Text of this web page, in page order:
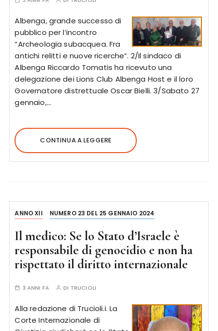
Albenga, grande successo di
pubblico per l’incontro
“Archeologia subacquea. Fra
antichi relitti e nuove ricerche”. 2/Il sindaco di
Albenga Riccardo Tomatis ha ricevuto una
delegazione dei Lions Club Albenga Host e il loro
Governatore distrettuale Oscar Bielli. 3/Sabato 27
gennaio,…
CONTINUA A LEGGERE
ANNO XII NUMERO 23 DEL 25 GENNAIO 2024
Il medico: Se lo Stato d’Israele è
responsabile di genocidio e non ha
rispettato il diritto internazionale
3 ANNI FA DI TRUCIOLI
Alla redazione di Trucioli.i. La
Corte Internazionale di